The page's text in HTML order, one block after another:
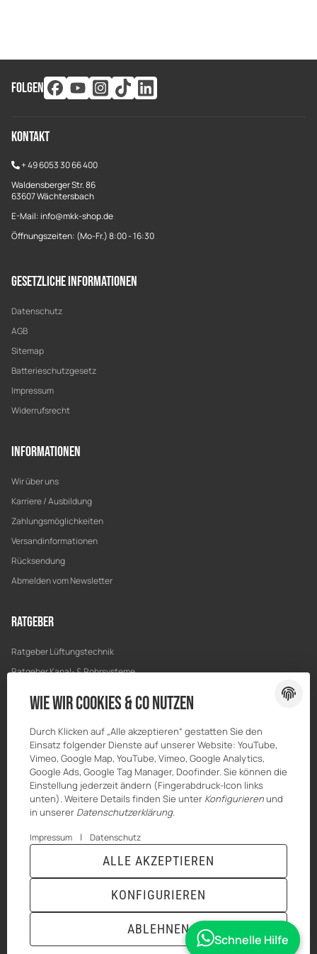
FOLGEN
Kontakt
+49 6053 30 66 400
Waldensberger Str. 86
63607 Wächtersbach
E-Mail: info@mkk-shop.de
Öffnungszeiten: (Mo-Fr.) 8:00 - 16:30
Gesetzliche Informationen
Datenschutz
AGB
Sitemap
Batterieschutzgesetz
Impressum
Widerrufsrecht
Informationen
Wir über uns
Karriere / Ausbildung
Zahlungsmöglichkeiten
Versandinformationen
Rücksendung
Abmelden vom Newsletter
Ratgeber
Ratgeber Lüftungstechnik
Ratgeber Kanal- & Rohrsysteme
Ratgeber Bau & Trockenbau
* Alle Preise inkl. gesetzlicher USt., zzgl.
ANMELDEN MENÜ WARENKORB
Wie wir Cookies & Co nutzen
Durch Klicken auf „Alle akzeptieren“ gestatten Sie den
Einsatz folgender Dienste auf unserer Website: YouTube,
Vimeo, Google Map, YouTube, Vimeo, Google Analytics,
Google Ads, Google Tag Manager, Doofinder. Sie können die
Einstellung jederzeit ändern (Fingerabdruck-Icon links
unten). Weitere Details finden Sie unter Konfigurierenund
in unserer Datenschutzerklärung.
Impressum | Datenschutz
ABLEHNEN
KONFIGURIEREN
ALLE AKZEPTIEREN
Schnelle Hilfe